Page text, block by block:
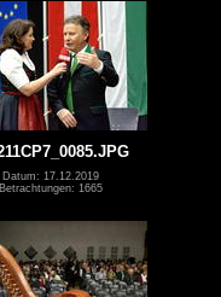
Datum: 17.12.2019
Betrachtungen: 1665